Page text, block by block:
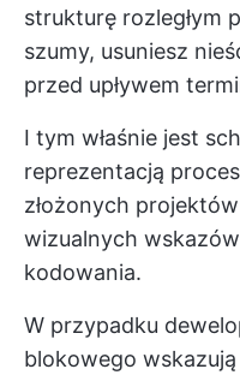
strukturę rozległym
szumy, usuniesz
przed upływem
I tym właśnie jest
reprezentacją
złożonych
wizualnych
kodowania.
W przypadku
blokowego